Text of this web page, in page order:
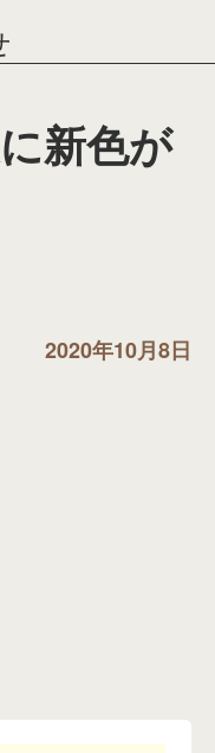
新色が
2020年10月8日